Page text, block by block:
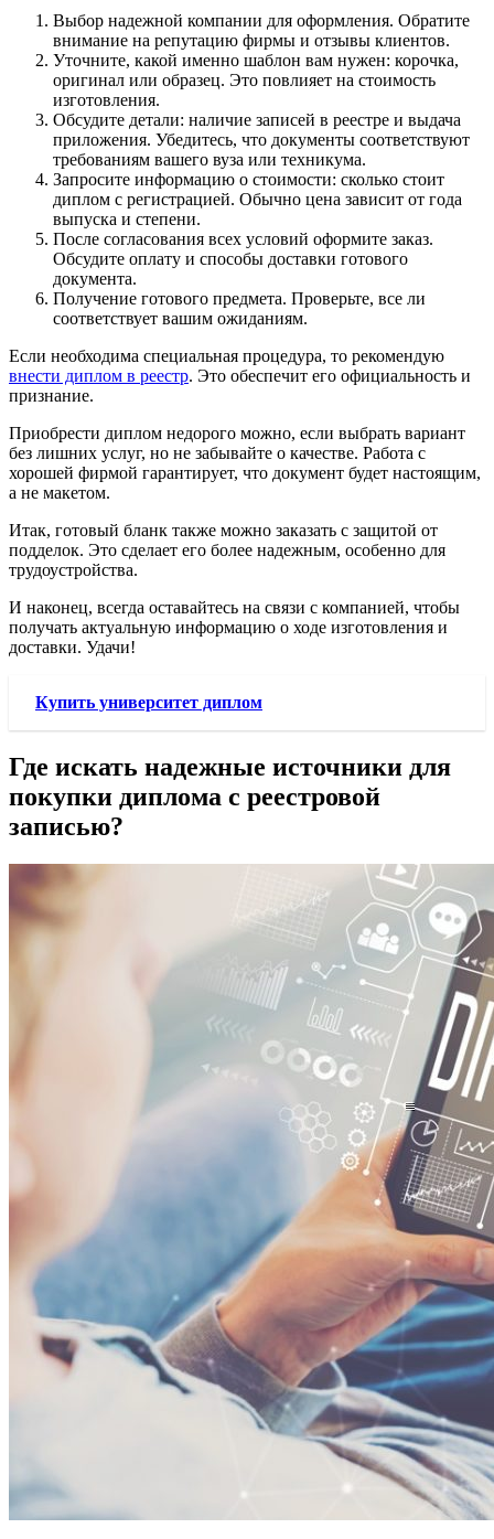
Выбор надежной компании для оформления. Обратите
внимание на репутацию фирмы и отзывы клиентов.
Уточните, какой именно шаблон вам нужен: корочка,
оригинал или образец. Это повлияет на стоимость
изготовления.
Обсудите детали: наличие записей в реестре и выдача
приложения. Убедитесь, что документы соответствуют
требованиям вашего вуза или техникума.
Запросите информацию о стоимости: сколько стоит
диплом с регистрацией. Обычно цена зависит от года
выпуска и степени.
После согласования всех условий оформите заказ.
Обсудите оплату и способы доставки готового
документа.
Получение готового предмета. Проверьте, все ли
соответствует вашим ожиданиям.
Если необходима специальная процедура, то рекомендую
внести диплом в реестр. Это обеспечит его официальность и
признание.
Приобрести диплом недорого можно, если выбрать вариант
без лишних услуг, но не забывайте о качестве. Работа с
хорошей фирмой гарантирует, что документ будет настоящим,
а не макетом.
Итак, готовый бланк также можно заказать с защитой от
подделок. Это сделает его более надежным, особенно для
трудоустройства.
И наконец, всегда оставайтесь на связи с компанией, чтобы
получать актуальную информацию о ходе изготовления и
доставки. Удачи!
Купить университет диплом
Где искать надежные источники для
покупки диплома с реестровой
записью?